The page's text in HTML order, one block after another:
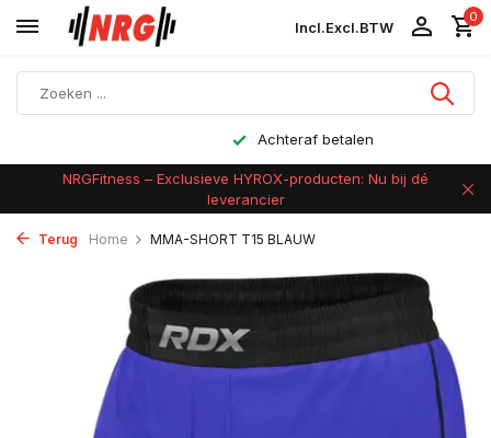
Incl.Excl.BTW
0
Achteraf betalen
NRGFitness – Exclusieve HYROX-producten: Nu bij dé
leverancier
Terug Home MMA-SHORT T15 BLAUW